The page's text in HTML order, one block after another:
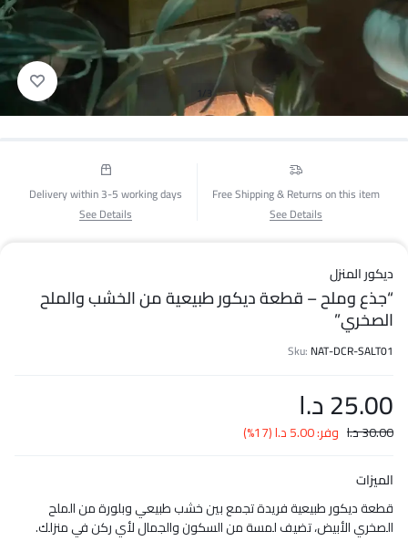
1/3
Free Shipping & Returns on this item
See Details
Delivery within 3-5 working days
See Details
ديكور المنزل
“جذع وملح – قطعة ديكور طبيعية من الخشب والملح
الصخري”
Sku: NAT-DCR-SALT01
25.00د.ا
30.00د.ا وفر:5.00د.ا(17%)
الميزات
قطعة ديكور طبيعية فريدة تجمع بين خشب طبيعي وبلورة من الملح
الصخري الأبيض، تضيف لمسة من السكون والجمال لأي ركن في منزلك.